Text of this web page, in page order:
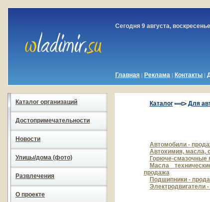
Сегодня 9 августа,
Главная | Реклама | Контакты |
Каталог организаций
Достопримечательности
Новости
Улицы/дома (фото)
Развлечения
О проекте
Каталог Для
Автомобили -
Автохимия, масла,
Горюче-смазочные
Масла
продажа
Подшипники -
Электродвигатели